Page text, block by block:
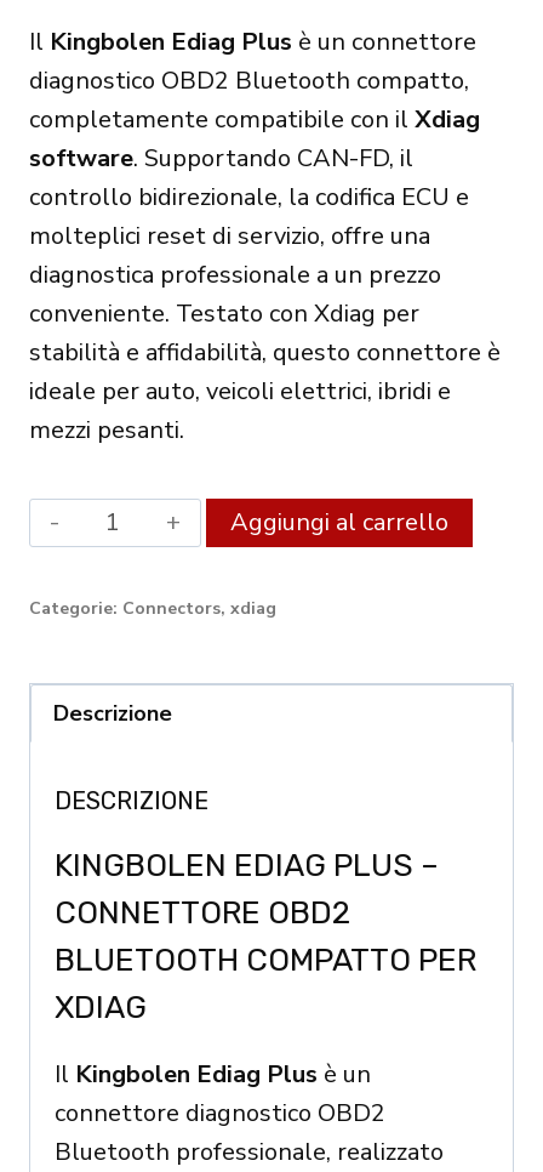
Il Kingbolen Ediag Plus è un connettore
diagnostico OBD2 Bluetooth compatto,
completamente compatibile con il Xdiag
software. Supportando CAN-FD, il
controllo bidirezionale, la codifica ECU e
molteplici reset di servizio, offre una
diagnostica professionale a un prezzo
conveniente. Testato con Xdiag per
stabilità e affidabilità, questo connettore è
ideale per auto, veicoli elettrici, ibridi e
mezzi pesanti.
KINGBOLEN
Ediag
Plus
ECU
and
Tool
quantity
Aggiungi al carrello
Categorie: Connectors, xdiag
Descrizione
DESCRIZIONE
KINGBOLEN EDIAG PLUS –
CONNETTORE OBD2
BLUETOOTH COMPATTO PER
XDIAG
Il Kingbolen Ediag Plus è un
connettore diagnostico OBD2
Bluetooth professionale, realizzato